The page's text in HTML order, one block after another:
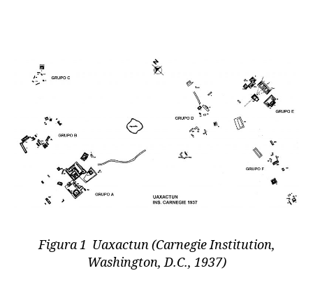
Figura 1 Uaxactun (Carnegie Institution,
Washington, D.C., 1937)